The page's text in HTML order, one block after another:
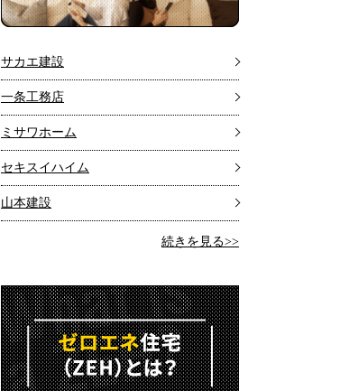
サカエ建設
一条工務店
ミサワホーム
セキスイハイム
山本建設
続きを見る>>